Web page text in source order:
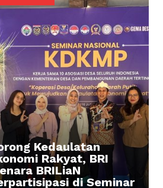
Kedaulatan
Rakyat, BRI
BRILiaN
di Seminar